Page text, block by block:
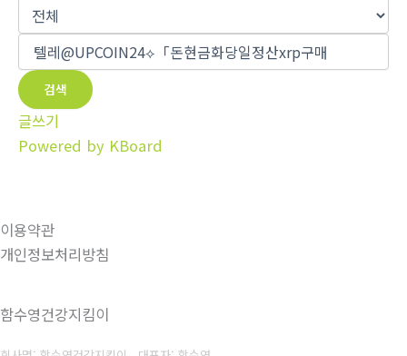
검색
글쓰기
Powered by KBoard
이용약관
개인정보처리방침
함수영건강지킴이